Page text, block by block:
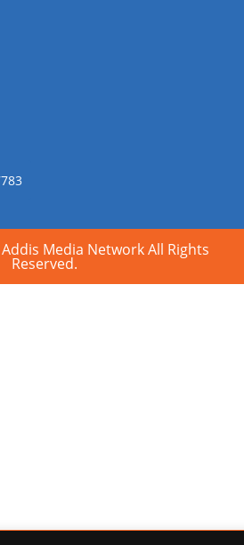
Media Network All Rights
Reserved.